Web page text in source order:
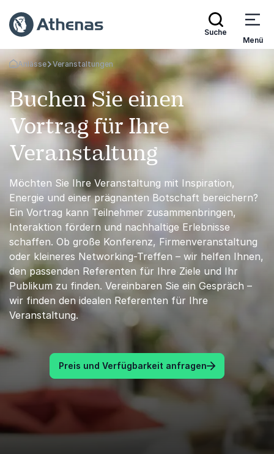
Suche
Menü
Zurück zur Startseite
Anlässe Veranstaltungen
Buchen Sie einen
Vortrag für Ihre
Veranstaltung
Möchten Sie Ihre Veranstaltung mit Inspiration,
Energie und einer prägnanten Botschaft bereichern?
Ein Vortrag kann Teilnehmer zusammenbringen,
Interaktion fördern und nachhaltige Erlebnisse
schaffen. Ob große Konferenz, Firmenveranstaltung
oder kleineres Networking-Treffen – wir helfen Ihnen,
den passenden Referenten für Ihre Ziele und Ihr
Publikum zu finden. Vereinbaren Sie ein Gespräch –
wir finden den idealen Referenten für Ihre
Veranstaltung.
Preis und Verfügbarkeit anfragen